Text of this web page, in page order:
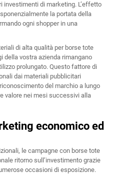
investimenti di marketing. L’effetto
la portata della
ogni shopper in una
di alta qualità per borse tote
della vostra azienda rimangano
prolungato. Questo fattore di
dai materiali pubblicitari
del marchio a lungo
valore nei mesi successivi alla
economico ed
le campagne con borse tote
ritorno sull’investimento grazie
occasioni di esposizione.